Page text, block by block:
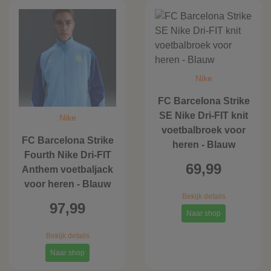
Nike
FC Barcelona Strike
Fourth Nike Dri-FIT
Anthem voetbaljack
voor heren - Blauw
97,99
Bekijk details
Naar shop
Nike
FC Barcelona Strike
SE Nike Dri-FIT knit
voetbalbroek voor
heren - Blauw
69,99
Bekijk details
Naar shop